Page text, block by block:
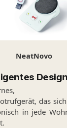
NeatNovo
Design
das
in jede